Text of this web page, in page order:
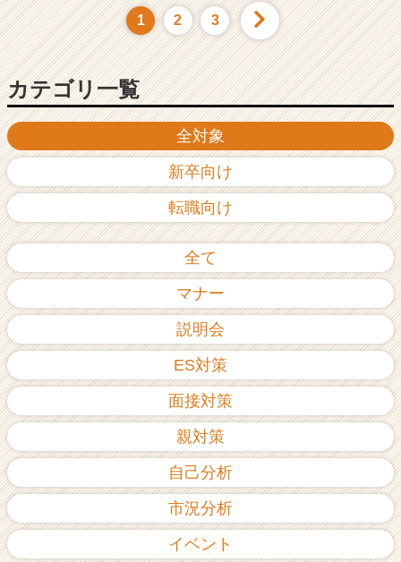
全対象
新卒向け
転職向け
全て
マナー
説明会
ES対策
面接対策
親対策
自己分析
市況分析
イベント
1 2 3
カテゴリ一覧